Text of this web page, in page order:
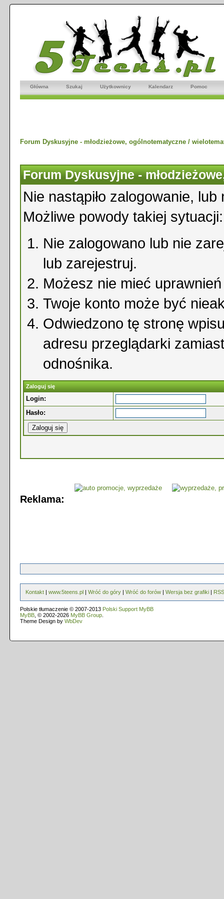
Główna Szukaj Użytkownicy Kalendarz Pomoc
Forum Dyskusyjne - młodzieżowe, ogólnotematyczne /
Forum Dyskusyjne -
Nie nastąpiło zalogowanie,
Możliwe powody takiej sytuacji:
Nie zalogowano lub nie
lub zarejestruj.
Możesz nie mieć
Twoje konto może być
Odwiedzono tę stronę
adresu przeglądarki
odnośnika.
Zaloguj się
Login:
Hasło:
Reklama:
Kontakt | www.5teens.pl | Wróć do góry | Wróć do forów | Wersja bez grafiki | RSS
Polskie tłumaczenie © 2007-2013 Polski Support MyBB
MyBB , © 2002-2026 MyBB Group
Theme Design by WbDev